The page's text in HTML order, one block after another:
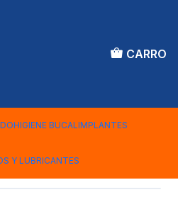
CARRO
HIGIENE BUCALIMPLANTES
Y LUBRICANTES